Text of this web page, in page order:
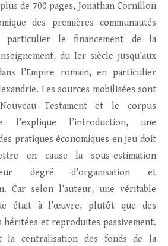
de 700 pages, Jonathan Cornillon
des premières communautés
particulier le financement de la
du Ier siècle jusqu’aux
l’Empire romain, en particulier
Les sources mobilisées sont
Testament et le corpus
l’explique l’introduction, une
pratiques économiques en jeu doit
en cause la sous-estimation
degré d’organisation et
Car selon l’auteur, une véritable
était à l’œuvre, plutôt que des
et reproduites passivement.
la centralisation des fonds de la